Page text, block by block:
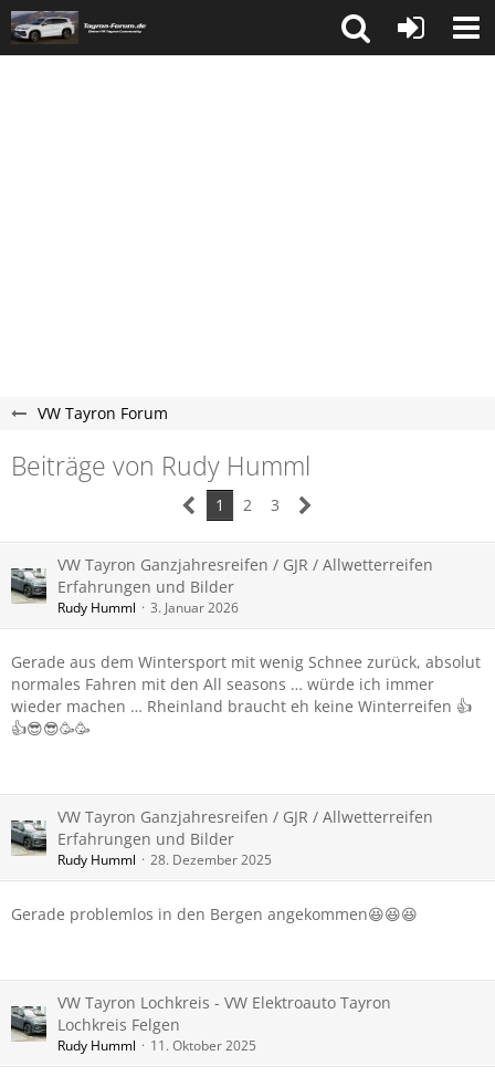
VW Tayron Forum
Beiträge von Rudy Humml
1 2 3
VW Tayron Ganzjahresreifen / GJR / Allwetterreifen
Erfahrungen und Bilder
Rudy Humml 3. Januar 2026
Gerade aus dem Wintersport mit wenig Schnee zurück, absolut
normales Fahren mit den All seasons … würde ich immer
wieder machen … Rheinland braucht eh keine Winterreifen 👍
👍😎😎🥳🥳
VW Tayron Ganzjahresreifen / GJR / Allwetterreifen
Erfahrungen und Bilder
Rudy Humml 28. Dezember 2025
Gerade problemlos in den Bergen angekommen😆😆😆
VW Tayron Lochkreis - VW Elektroauto Tayron
Lochkreis Felgen
Rudy Humml 11. Oktober 2025